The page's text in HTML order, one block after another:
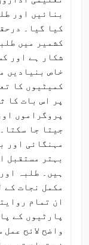
بنائیں اور
کیا گیا۔
کشمیر میں
شکار ہے اور
خاص بنیادیں
کمیٹیوں کا
پر اس بات کا
پروگراموں
جیتا جا
مہنگائی اور
بہتر مستقبل
ہیں۔ طلبہ
مکمل نجات کے
ان تمام
پارٹیوں کے
واضح لائح